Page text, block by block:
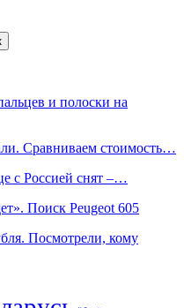
и полоски на
Сравниваем стоимость…
с Россией снят –…
Поиск Peugeot 605
Посмотрели, кому